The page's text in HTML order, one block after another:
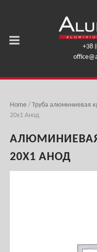
+38
Home / Труба алюминиевая
20х1 Анод
АЛЮМИНИЕВАЯ
20Х1 АНОД